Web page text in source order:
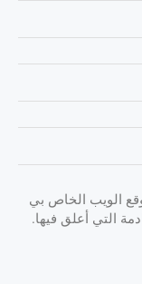
الويب الخاص بي
التي أعلق فيها.